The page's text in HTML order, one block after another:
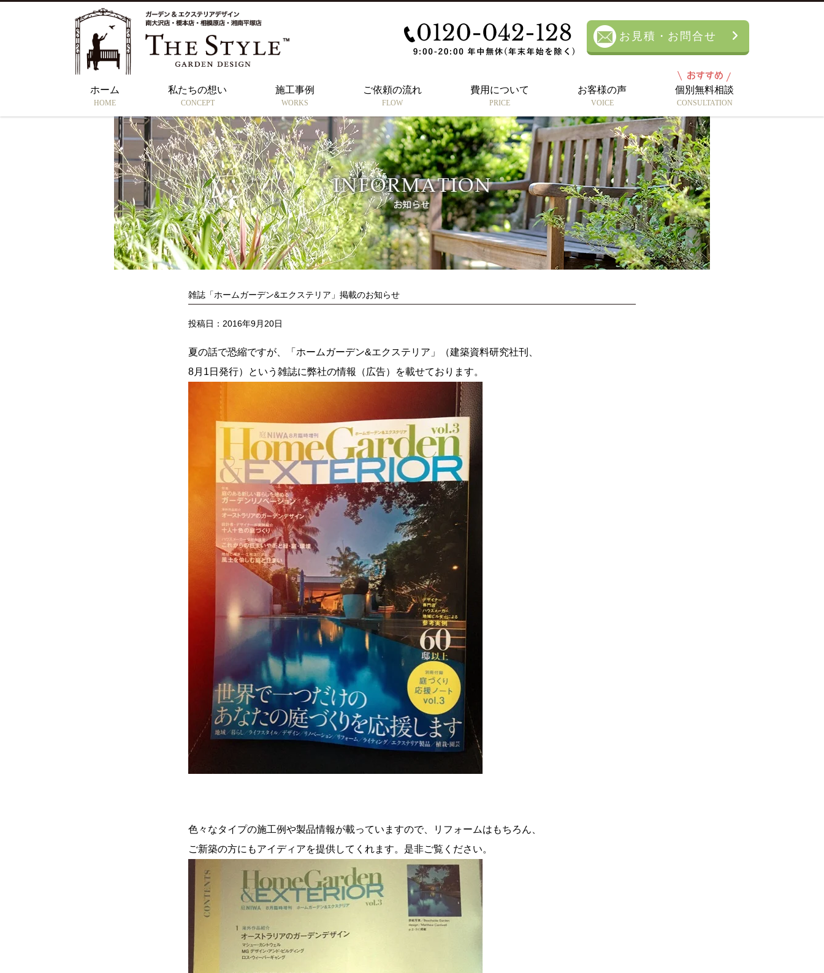
お見積・お問合せ
ホーム
HOME
私たちの想い
CONCEPT
施工事例
WORKS
ご依頼の流れ
FLOW
費用について
PRICE
お客様の声
VOICE
個別無料相談
CONSULTATION
雑誌「ホームガーデン&エクステリア」掲載のお知らせ
投稿日：2016年9月20日
夏の話で恐縮ですが、「ホームガーデン&エクステリア」（建築資料研究社刊、
8月1日発行）という雑誌に弊社の情報（広告）を載せております。
色々なタイプの施工例や製品情報が載っていますので、リフォームはもちろん、
ご新築の方にもアイディアを提供してくれます。是非ご覧ください。